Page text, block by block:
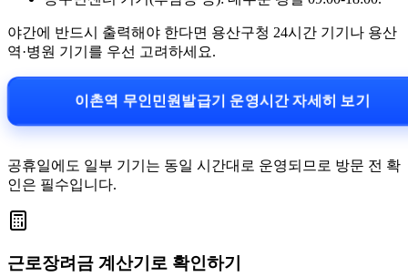
야간에 반드시 출력해야 한다면 용산구청 24시간 기기나 용산
역·병원 기기를 우선 고려하세요.
이촌역 무인민원발급기 운영시간 자세히 보기
공휴일에도 일부 기기는 동일 시간대로 운영되므로 방문 전 확
인은 필수입니다.
근로장려금 계산기로 확인하기